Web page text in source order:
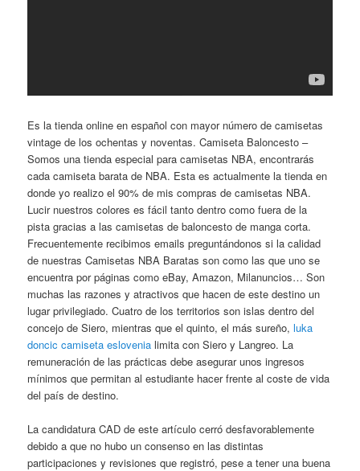
Es la tienda online en español con mayor número de camisetas
vintage de los ochentas y noventas. Camiseta Baloncesto –
Somos una tienda especial para camisetas NBA, encontrarás
cada camiseta barata de NBA. Esta es actualmente la tienda en
donde yo realizo el 90% de mis compras de camisetas NBA.
Lucir nuestros colores es fácil tanto dentro como fuera de la
pista gracias a las camisetas de baloncesto de manga corta.
Frecuentemente recibimos emails preguntándonos si la calidad
de nuestras Camisetas NBA Baratas son como las que uno se
encuentra por páginas como eBay, Amazon, Milanuncios… Son
muchas las razones y atractivos que hacen de este destino un
lugar privilegiado. Cuatro de los territorios son islas dentro del
concejo de Siero, mientras que el quinto, el más sureño,luka
doncic camiseta eslovenia limita con Siero y Langreo. La
remuneración de las prácticas debe asegurar unos ingresos
mínimos que permitan al estudiante hacer frente al coste de vida
del país de destino.
La candidatura CAD de este artículo cerró desfavorablemente
debido a que no hubo un consenso en las distintas
participaciones y revisiones que registró, pese a tener una buena